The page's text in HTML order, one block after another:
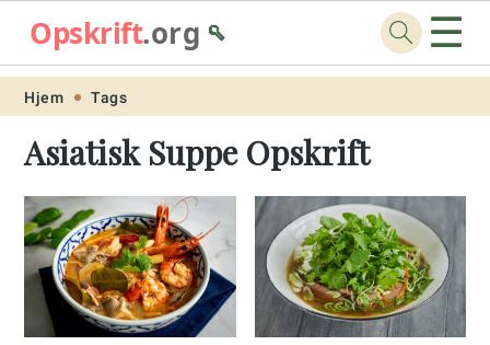
Skip
primary
navigation
Skip
main
content
Skip
primary
sidebar
Skip
footer
Opskrift.org🥄 ☰
Hjem Tags
Asiatisk Suppe Opskrift